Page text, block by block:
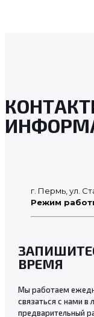
г. Пермь, ул.
Режим
ВРЕМЯ
Мы работаем
связаться с нами
предварительный